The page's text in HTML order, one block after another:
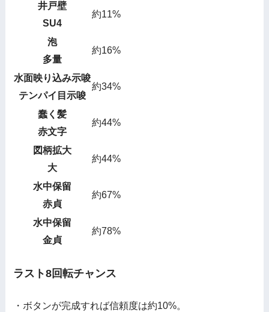
井戸壁
SU4
約11%
泡
多量
約16%
水面映り込み示唆
テンパイ目示唆
約34%
蠢く髪
赤文字
約44%
図柄拡大
大
約44%
水中保留
赤貞
約67%
水中保留
金貞
約78%
ラスト8回転チャンス
・ボタンが完成すれば信頼度は約10%。